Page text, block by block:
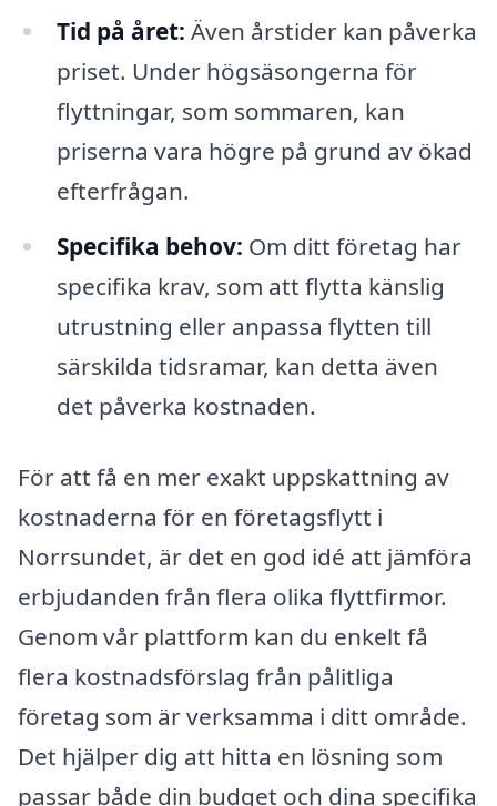
Tid på året: Även årstider kan påverka
priset. Under högsäsongerna för
flyttningar, som sommaren, kan
priserna vara högre på grund av ökad
efterfrågan.
Specifika behov: Om ditt företag har
specifika krav, som att flytta känslig
utrustning eller anpassa flytten till
särskilda tidsramar, kan detta även
det påverka kostnaden.
För att få en mer exakt uppskattning av
kostnaderna för en företagsflytt i
Norrsundet, är det en god idé att jämföra
erbjudanden från flera olika flyttfirmor.
Genom vår plattform kan du enkelt få
flera kostnadsförslag från pålitliga
företag som är verksamma i ditt område.
Det hjälper dig att hitta en lösning som
passar både din budget och dina specifika